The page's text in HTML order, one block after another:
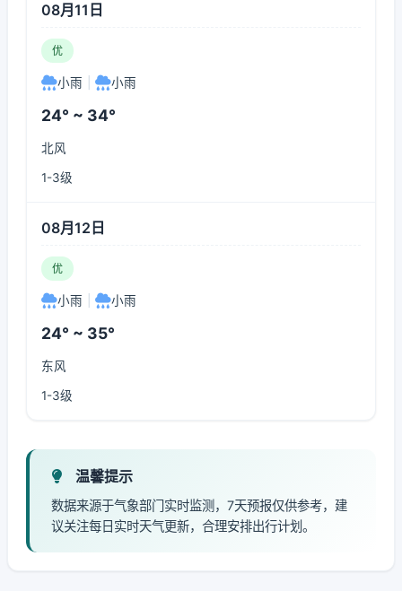
08月11日
优
小雨 小雨
24° ~ 34°
北风
1-3级
08月12日
优
小雨 小雨
24° ~ 35°
东风
1-3级
温馨提示
数据来源于气象部门实时监测，7天预报仅供参考，建
议关注每日实时天气更新，合理安排出行计划。